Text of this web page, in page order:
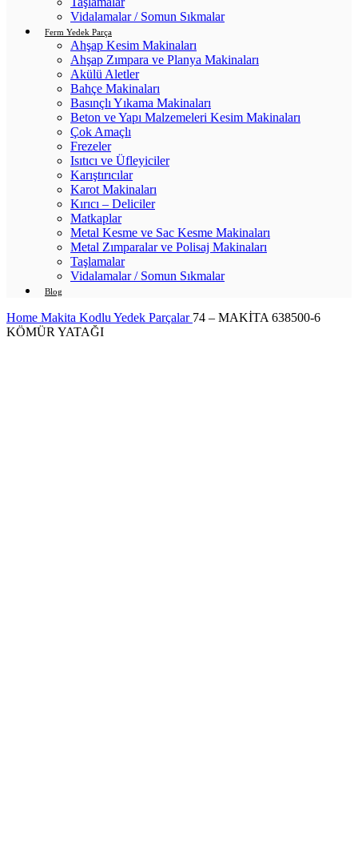
Vidalamalar / Somun Sıkmalar
Ferm Yedek Parça
Ahşap Kesim Makinaları
Ahşap Zımpara ve Planya Makinaları
Akülü Aletler
Bahçe Makinaları
Basınçlı Yıkama Makinaları
Beton ve Yapı Malzemeleri Kesim Makinaları
Çok Amaçlı
Frezeler
Isıtıcı ve Üfleyiciler
Karıştırıcılar
Karot Makinaları
Kırıcı – Deliciler
Matkaplar
Metal Kesme ve Sac Kesme Makinaları
Metal Zımparalar ve Polisaj Makinaları
Taşlamalar
Vidalamalar / Somun Sıkmalar
Blog
Home Makita Kodlu Yedek Parçalar 74 – MAKİTA 638500-6
KÖMÜR YATAĞI